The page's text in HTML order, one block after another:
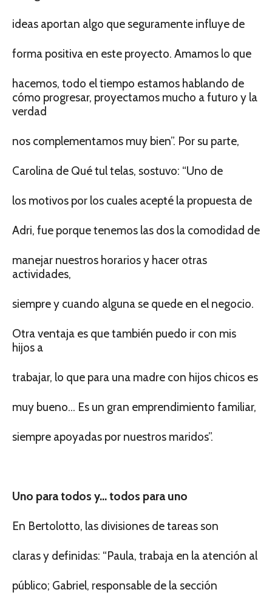
ideas aportan algo que seguramente influye de
forma positiva en este proyecto. Amamos lo que
hacemos, todo el tiempo estamos hablando de
cómo progresar, proyectamos mucho a futuro y la
verdad
nos complementamos muy bien”. Por su parte,
Carolina de Qué tul telas, sostuvo: “Uno de
los motivos por los cuales acepté la propuesta de
Adri, fue porque tenemos las dos la comodidad de
manejar nuestros horarios y hacer otras
actividades,
siempre y cuando alguna se quede en el negocio.
Otra ventaja es que también puedo ir con mis
hijos a
trabajar, lo que para una madre con hijos chicos es
muy bueno… Es un gran emprendimiento familiar,
siempre apoyadas por nuestros maridos”.
Uno para todos y… todos para uno
En Bertolotto, las divisiones de tareas son
claras y definidas: “Paula, trabaja en la atención al
público; Gabriel, responsable de la sección